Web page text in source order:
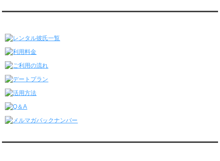
レンタル彼氏と3回のオンラインデートがありました。
レンタル彼氏と2回のオンラインデートがありました。
6/15～6/21
レンタル彼氏と4回のオンラインデートがありました。
6/8～6/14
レンタル彼氏と161回の通常デートがありました。
レンタル彼氏と3回のオンラインデートがありました。
6/1～6/7
レンタル彼氏と165回の通常デートがありました。